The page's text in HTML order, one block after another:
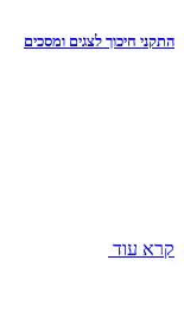
התקני חיכוך לצגים ומסכים
קרא עוד